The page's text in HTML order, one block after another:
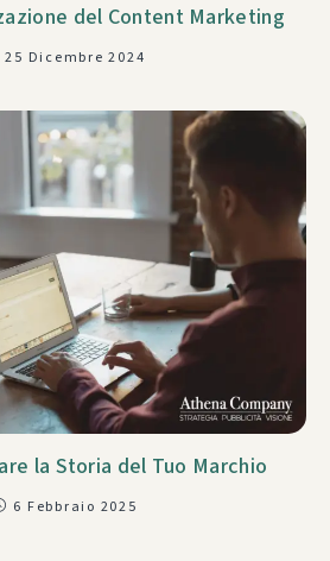
del Content Marketing
25 Dicembre 2024
la Storia del Tuo Marchio
6 Febbraio 2025